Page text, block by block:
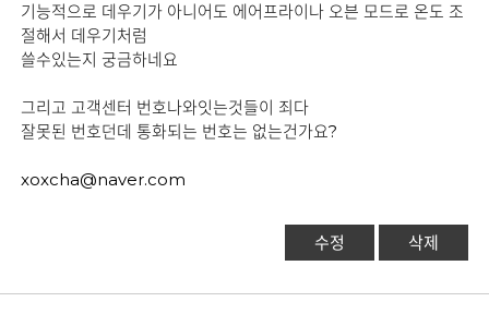
기능적으로 데우기가 아니어도 에어프라이나 오븐 모드로 온도 조
절해서 데우기처럼
쓸수있는지 궁금하네요
그리고 고객센터 번호나와잇는것들이 죄다
잘못된 번호던데 통화되는 번호는 없는건가요?
xoxcha@naver.com
수정 삭제